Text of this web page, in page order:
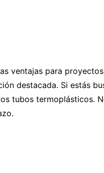
ventajas para
destacada. Si estás
tubos termoplásticos.